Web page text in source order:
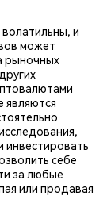
и
может
рыночных
являются
инвестировать
себе
за любые
или продавая